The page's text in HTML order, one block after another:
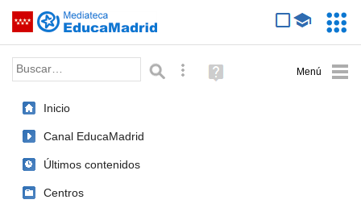
Saltar navegación
Palabra o frase: Búsqueda avanzada
Ayuda
(en
Inicio
Canal EducaMadrid
Últimos contenidos
Centros